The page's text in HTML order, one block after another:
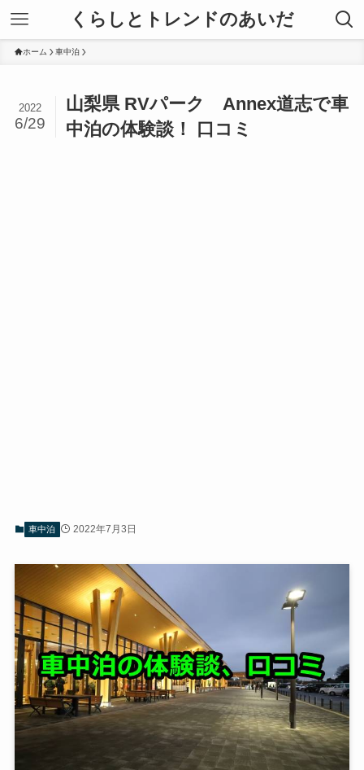
くらしとトレンドのあいだ
ホーム 車中泊
山梨県 RVパーク Annex道志で車
中泊の体験談！ 口コミ
2022
6/29
車中泊 2022年7月3日